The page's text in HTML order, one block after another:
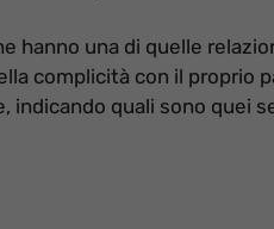
hanno una di quelle
complicità con il proprio
indicando quali sono quei